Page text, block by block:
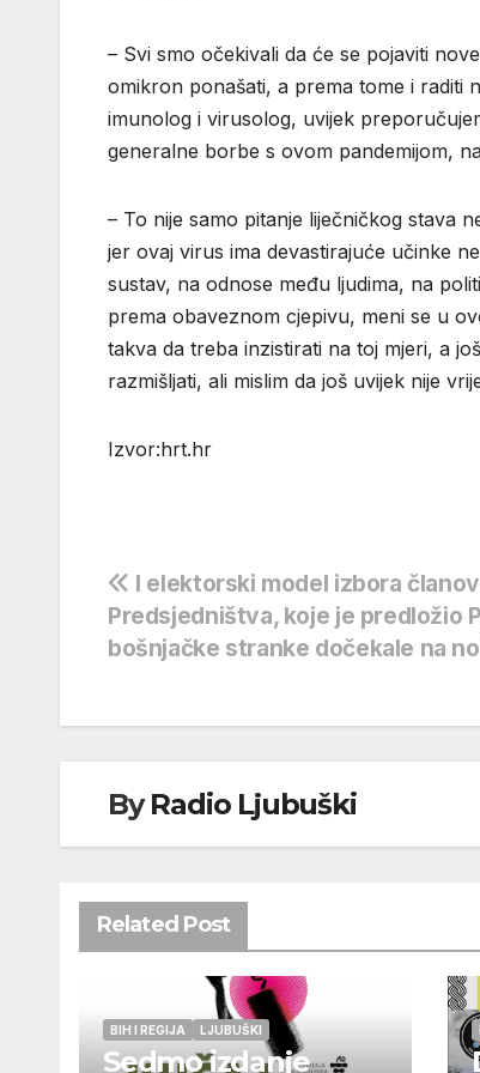
– Svi smo očekivali da će se pojaviti
omikron ponašati, a prema tome i raditi
imunolog i virusolog, uvijek
generalne borbe s ovom pandemijom,
– To nije samo pitanje liječničkog stava
jer ovaj virus ima devastirajuće učinke
sustav, na odnose među ljudima, na
prema obaveznom cjepivu, meni se u
takva da treba inzistirati na toj mjeri, a
razmišljati, ali mislim da još uvijek nije
Izvor:hrt.hr
Navigacija
objava
I elektorski model izbora
Predsjedništva, koje je predložio
bošnjačke stranke dočekale na
ByRadio Ljubuški
Related Post
BIH I REGIJA LJUBUŠKI
Sedmo izdanje